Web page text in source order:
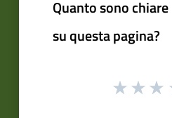
Quanto sono
su questa pagina?